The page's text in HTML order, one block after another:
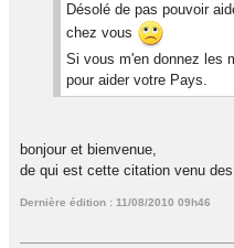
Désolé de pas pouvoir
chez vous
Si vous m'en donnez les
pour aider votre Pays.
bonjour et bienvenue,
de qui est cette citation venu
Dernière édition : 11/08/2010 09h46